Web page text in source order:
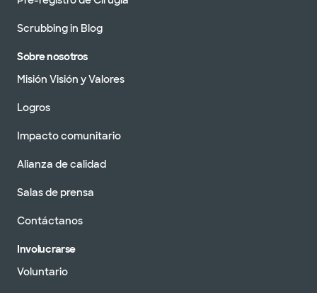
Scrubbing in Blog
Sobre nosotros
Misión Visión y Valores
Logros
Impacto comunitario
Alianza de calidad
Salas de prensa
Contáctanos
Involucrarse
Voluntario